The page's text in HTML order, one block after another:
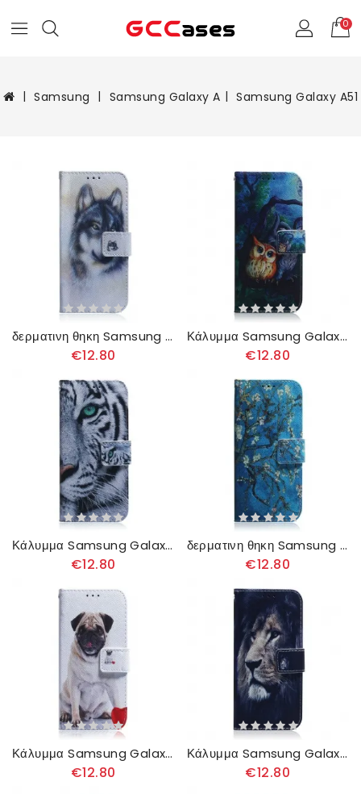
0
Samsung Samsung Galaxy A Samsung Galaxy A51
δερματινη θηκη Samsung Galaxy A51 Κυνική Ματιά
€12.80
Κάλυμμα Samsung Galaxy A51 Ζωγραφική Με Κουκουβάγιες
€12.80
Κάλυμμα Samsung Galaxy A51 Πρόσωπο Τίγρης
€12.80
δερματινη θηκη Samsung Galaxy A51 Κλαδί Ανθισμένου Δέντρου
€12.80
Κάλυμμα Samsung Galaxy A51 Πάγκος Σκύλος
€12.80
Κάλυμμα Samsung Galaxy A51 Ονειρεύεται Λιοντάρι
€12.80